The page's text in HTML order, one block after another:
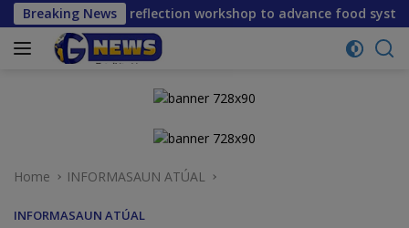
Skip
to
content
Breaking News
reflection workshop to advance food systems
Home INFORMASAUN ATÚAL
INFORMASAUN ATÚAL